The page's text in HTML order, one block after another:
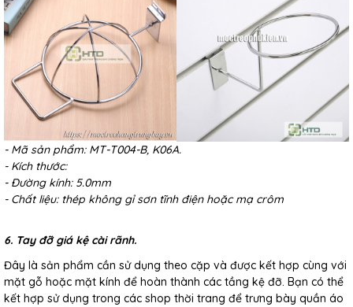
- Mã sản phẩm: MT-T004-B, K06A.
- Kích thước:
- Đường kính: 5.0mm
- Chất liệu: thép không gỉ sơn tĩnh điện hoặc mạ crôm
6. Tay đỡ giá kệ cài rãnh.
Đây là sản phẩm cần sử dụng theo cặp và được kết hợp cùng với
mặt gỗ hoặc mặt kính để hoàn thành các tầng kệ đỡ. Bạn có thể
kết hợp sử dụng trong các shop thời trang để trưng bày quần áo